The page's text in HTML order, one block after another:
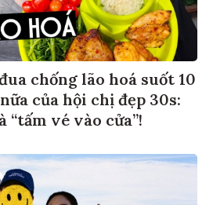
chống lão hoá suốt 10
của hội chị đẹp 30s:
vé vào cửa”!